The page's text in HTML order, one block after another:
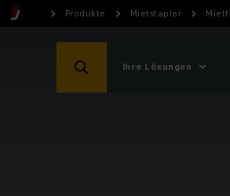
Produkte Mietstapler
Ihre Lösungen